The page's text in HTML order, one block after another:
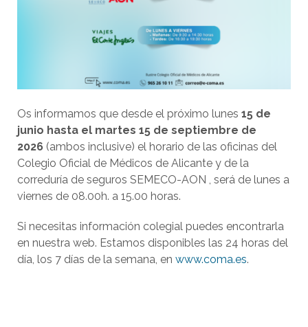
Os informamos que desde el próximo lunes 15 de
junio hasta el martes 15 de septiembre de
2026 (ambos inclusive) el horario de las oficinas del
Colegio Oficial de Médicos de Alicante y de la
correduría de seguros SEMECO-AON , será de lunes a
viernes de 08.00h. a 15.00 horas.
Si necesitas información colegial puedes encontrarla
en nuestra web. Estamos disponibles las 24 horas del
día, los 7 días de la semana, en www.coma.es.